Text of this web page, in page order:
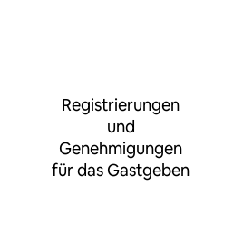
Registrierungen
und
Genehmigungen
für das Gastgeben